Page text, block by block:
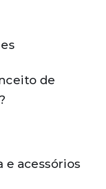
de
e acessórios